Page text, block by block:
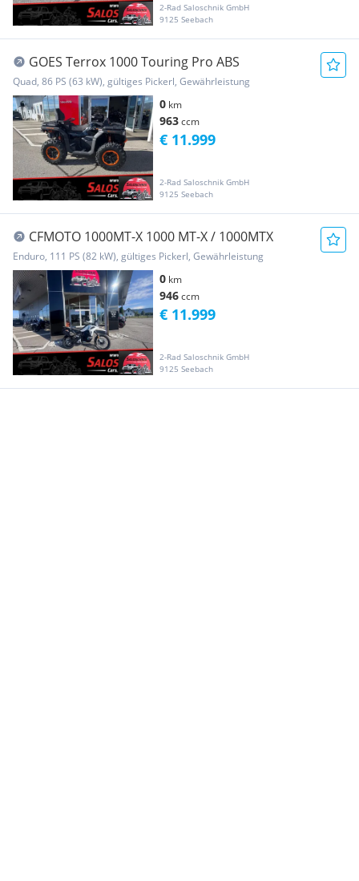
2-Rad Saloschnik GmbH
9125 Seebach
GOES Terrox 1000 Touring Pro ABS
Quad, 86 PS (63 kW), gültiges Pickerl, Gewährleistung
0 km
963ccm
2-Rad Saloschnik GmbH
9125 Seebach
€ 11.999
CFMOTO 1000MT-X 1000 MT-X / 1000MTX
Enduro, 111 PS (82 kW), gültiges Pickerl, Gewährleistung
0 km
946ccm
2-Rad Saloschnik GmbH
9125 Seebach
€ 11.999